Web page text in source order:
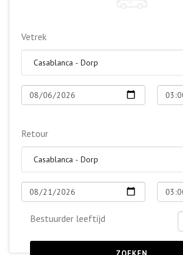
Vetrek
Retour
Bestuurder leeftijd